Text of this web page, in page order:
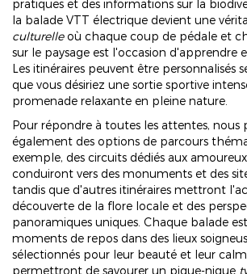
pratiques et des informations sur la
la balade VTT électrique devient une
culturelleoù chaque coup de pédale et
sur le paysage est l'occasion d'apprendre
Les itinéraires peuvent être personnalisés
que vous désiriez une sortie sportive
promenade relaxante en pleine nature.
Pour répondre à toutes les attentes, nous
également des options de parcours
exemple, des circuits dédiés aux
conduiront vers des monuments et des
tandis que d'autres itinéraires mettront
découverte de la flore locale et des
panoramiques uniques. Chaque balade
moments de repos dans des lieux
sélectionnés pour leur beauté et leur
permettront de savourer un pique-nique